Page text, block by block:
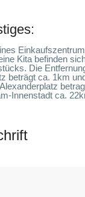
Kita befinden
Die
beträgt ca. 1km
Innenstadt ca.